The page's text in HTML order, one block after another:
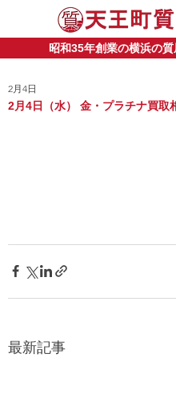
昭和35年創業の横浜の
2月4日（水） 金・プラチナ買取
2月4日
最新記事